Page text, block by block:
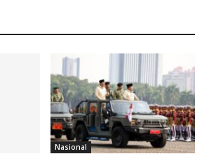
Nasional